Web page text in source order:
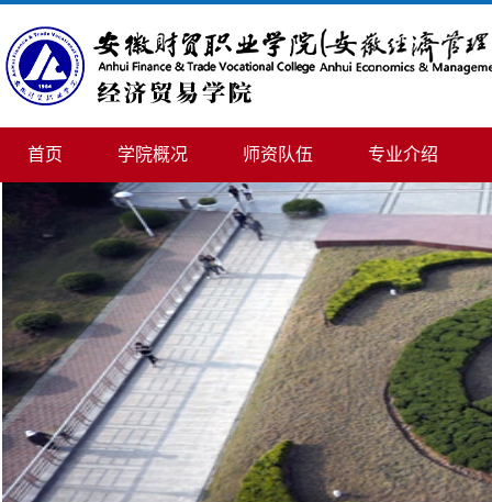
首页 学院概况 师资队伍 专业介绍